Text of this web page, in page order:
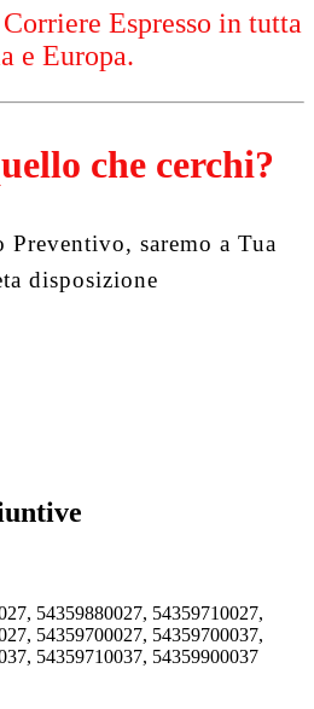
Espresso in tutta
e Europa.
che cerchi?
saremo a Tua
disposizione
54359880027, 54359710027,
54359700027, 54359700037,
54359710037, 54359900037